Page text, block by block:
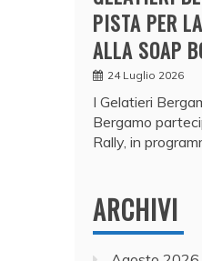
PISTA PER
ALLA SOAP
24 Luglio 2026
I Gelatieri
Bergamo
Rally, in
ARCHIVI